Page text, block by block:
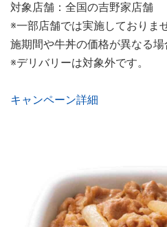
対象店舗：全国の吉野家店舗
※一部店舗では実施しておりま
施期間や牛丼の価格が異なる場
※デリバリーは対象外です。
キャンペーン詳細